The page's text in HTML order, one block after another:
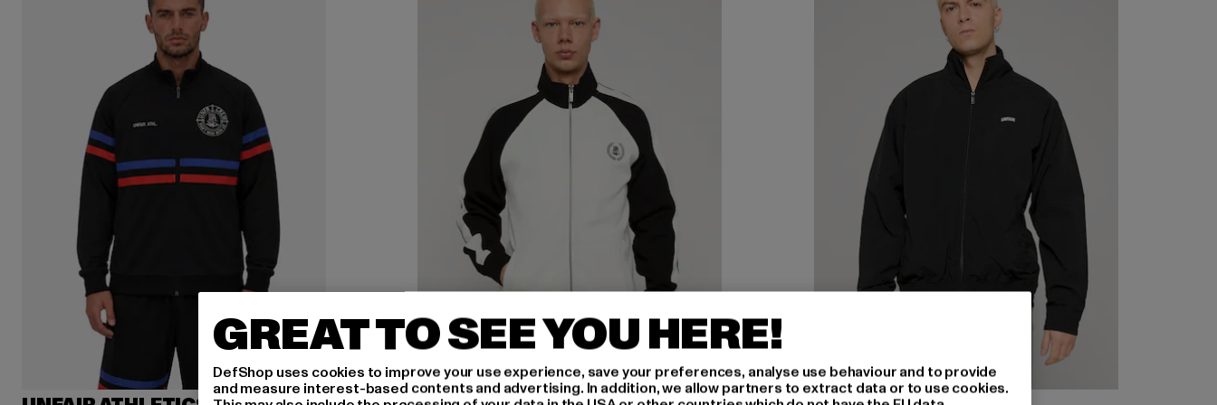
GREAT TO SEE YOU HERE!
DefShop uses cookies to improve your use experience, save your preferences, analyse use behaviour and to provide
and measure interest-based contents and advertising. In addition, we allow partners to extract data or to use cookies.